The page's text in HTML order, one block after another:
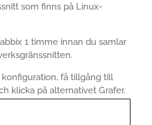
som finns på Linux-
1 timme innan du samlar
få tillgång till
klicka på alternativet Grafer.